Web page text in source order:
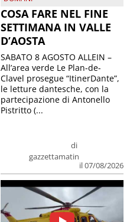
COSA FARE NEL FINE
SETTIMANA IN VALLE
D’AOSTA
di
gazzettamatin
il 07/08/2026
SABATO 8 AGOSTO ALLEIN –
All’area verde Le Plan-de-
Clavel prosegue “ItinerDante”,
le letture dantesche, con la
partecipazione di Antonello
Pistritto (...